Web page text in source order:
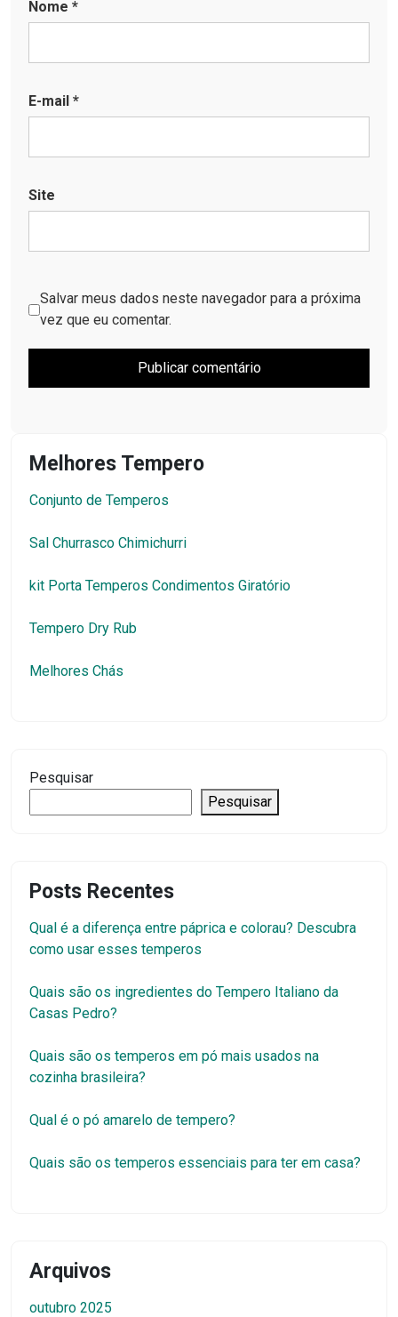
Nome *
E-mail *
Site
Salvar meus dados neste navegador para a próxima
vez que eu comentar.
Melhores Tempero
Conjunto de Temperos
Sal Churrasco Chimichurri
kit Porta Temperos Condimentos Giratório
Tempero Dry Rub
Melhores Chás
Pesquisar
Pesquisar
Posts Recentes
Qual é a diferença entre páprica e colorau? Descubra
como usar esses temperos
Quais são os ingredientes do Tempero Italiano da
Casas Pedro?
Quais são os temperos em pó mais usados na
cozinha brasileira?
Qual é o pó amarelo de tempero?
Quais são os temperos essenciais para ter em casa?
Arquivos
outubro 2025